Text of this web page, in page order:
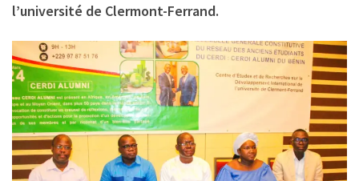
l’université de Clermont-Ferrand.